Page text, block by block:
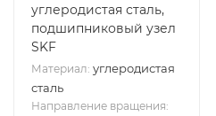
углеродистая сталь,
подшипниковый узел
SKF
Материал: углеродистая
сталь
Направление вращения: